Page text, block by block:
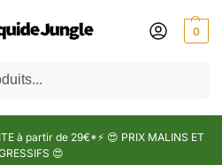
0
à partir de 29€*⚡ 😍 PRIX MALINS ET
😍